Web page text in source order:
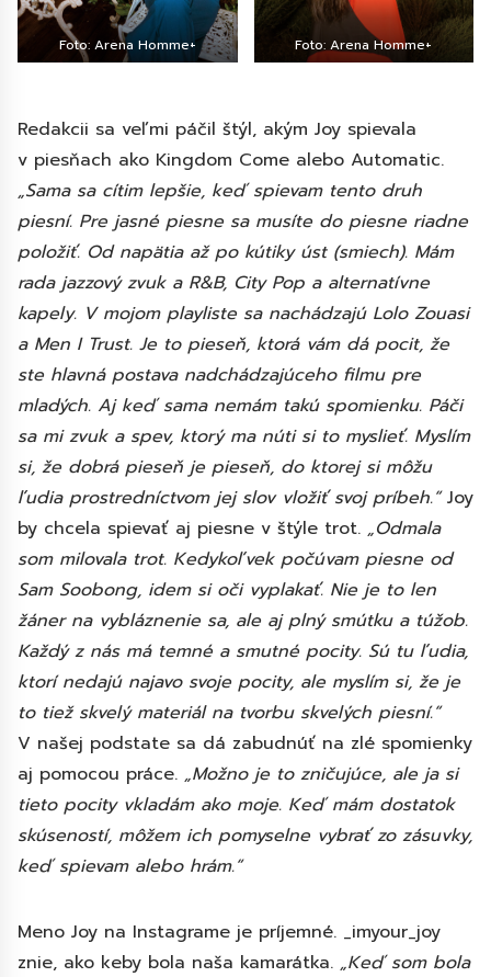
Foto: Arena Homme+ Foto: Arena Homme+
Redakcii sa veľmi páčil štýl, akým Joy spievala
v piesňach ako Kingdom Come alebo Automatic.
„Sama sa cítim lepšie, keď spievam tento druh
piesní. Pre jasné piesne sa musíte do piesne riadne
položiť. Od napätia až po kútiky úst (smiech). Mám
rada jazzový zvuk a R&B, City Pop a alternatívne
kapely. V mojom playliste sa nachádzajú Lolo Zouasi
a Men I Trust. Je to pieseň, ktorá vám dá pocit, že
ste hlavná postava nadchádzajúceho filmu pre
mladých. Aj keď sama nemám takú spomienku. Páči
sa mi zvuk a spev, ktorý ma núti si to myslieť. Myslím
si, že dobrá pieseň je pieseň, do ktorej si môžu
ľudia prostredníctvom jej slov vložiť svoj príbeh.“Joy
by chcela spievať aj piesne v štýle trot. „Odmala
som milovala trot. Kedykoľvek počúvam piesne od
Sam Soobong, idem si oči vyplakať. Nie je to len
žáner na vybláznenie sa, ale aj plný smútku a túžob.
Každý z nás má temné a smutné pocity. Sú tu ľudia,
ktorí nedajú najavo svoje pocity, ale myslím si, že je
to tiež skvelý materiál na tvorbu skvelých piesní.“
V našej podstate sa dá zabudnúť na zlé spomienky
aj pomocou práce. „Možno je to zničujúce, ale ja si
tieto pocity vkladám ako moje. Keď mám dostatok
skúseností, môžem ich pomyselne vybrať zo zásuvky,
keď spievam alebo hrám.“
Meno Joy na Instagrame je príjemné. _imyour_joy
znie, ako keby bola naša kamarátka. „Keď som bola